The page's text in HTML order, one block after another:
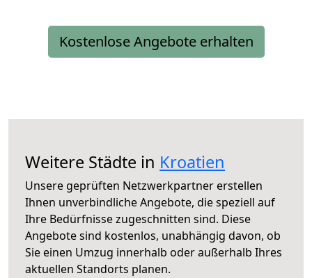
Kostenlose Angebote erhalten
Weitere Städte in Kroatien
Unsere geprüften Netzwerkpartner erstellen
Ihnen unverbindliche Angebote, die speziell auf
Ihre Bedürfnisse zugeschnitten sind. Diese
Angebote sind kostenlos, unabhängig davon, ob
Sie einen Umzug innerhalb oder außerhalb Ihres
aktuellen Standorts planen.